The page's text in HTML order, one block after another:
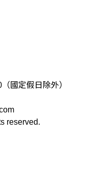
國定假日除外）
reserved.